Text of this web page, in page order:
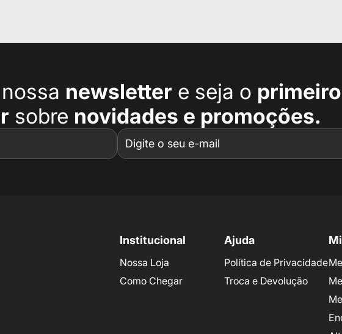
newsletter e seja o
sobre novidades e promoções.
Institucional
Nossa Loja
Como Chegar
Ajuda
Política de Privacidade
Troca e Devolução